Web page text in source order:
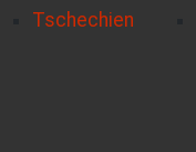
Tschechien